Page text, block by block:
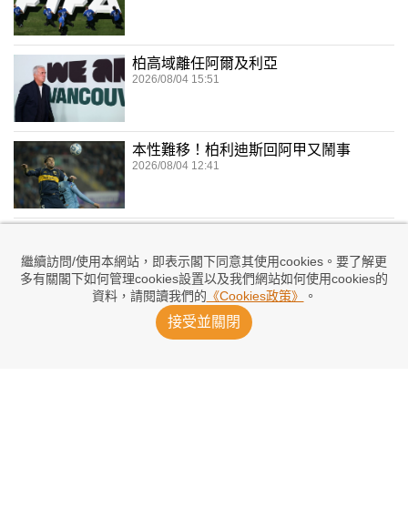
繼續訪問/使用本網站，即表示閣下同意其使用cookies。要了解更
多有關閣下如何管理cookies設置以及我們網站如何使用cookies的
資料，請閱讀我們的 《Cookies政策》 。
接受並關閉
柏高域離任阿爾及利亞
2026/08/04 15:51
本性難移！柏利迪斯回阿甲又鬧事
2026/08/04 12:41
世盃與比寧咸爆衝突 巴高上「車」簽約7